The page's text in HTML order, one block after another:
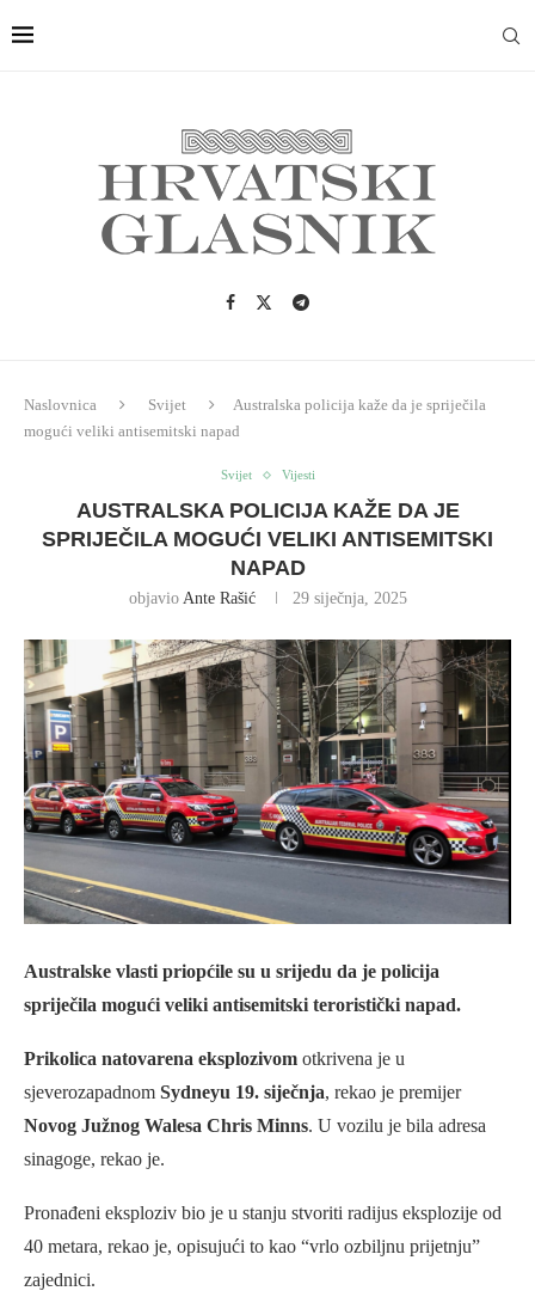
Naslovnica Svijet
Australska policija kaže da je spriječila
mogući veliki antisemitski napad
Svijet Vijesti
AUSTRALSKA POLICIJA KAŽE DA JE
SPRIJEČILA MOGUĆI VELIKI ANTISEMITSKI
NAPAD
objavio Ante Rašić 29 siječnja, 2025
Australske vlasti priopćile su u srijedu da je policija
spriječila mogući veliki antisemitski teroristički napad.
Prikolica natovarena eksplozivom otkrivena je u
sjeverozapadnom Sydneyu 19. siječnja, rekao je premijer
Novog Južnog Walesa Chris Minns. U vozilu je bila adresa
sinagoge, rekao je.
Pronađeni eksploziv bio je u stanju stvoriti radijus eksplozije od
40 metara, rekao je, opisujući to kao “vrlo ozbiljnu prijetnju”
zajednici.